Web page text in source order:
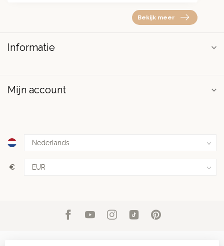
Bekijk meer
Informatie
Mijn account
€